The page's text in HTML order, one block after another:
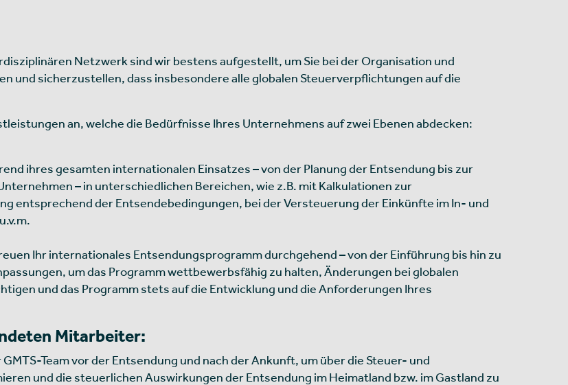
Netzwerk sind wir bestens aufgestellt, um Sie bei der Organisation und
und sicherzustellen, dass insbesondere alle globalen Steuerverpflichtungen auf die
an, welche die Bedürfnisse Ihres Unternehmens auf zwei Ebenen abdecken:
ihres gesamten internationalen Einsatzes – von der Planung der Entsendung bis zur
– in unterschiedlichen Bereichen, wie z.B. mit Kalkulationen zur
entsprechend der Entsendebedingungen, bei der Versteuerung der Einkünfte im In- und
Ihr internationales Entsendungsprogramm durchgehend – von der Einführung bis hin zu
um das Programm wettbewerbsfähig zu halten, Änderungen bei globalen
und das Programm stets auf die Entwicklung und die Anforderungen Ihres
Mitarbeiter:
Team vor der Entsendung und nach der Ankunft, um über die Steuer- und
und die steuerlichen Auswirkungen der Entsendung im Heimatland bzw. im Gastland zu